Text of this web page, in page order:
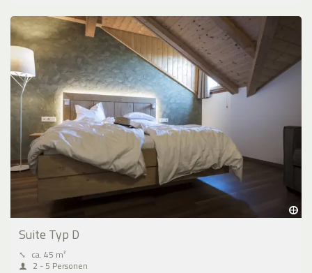
Suite Typ D
⤡ ca. 45 m²
2 - 5 Personen